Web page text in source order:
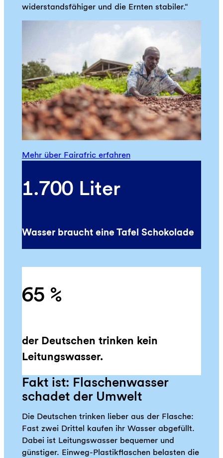
widerstandsfähiger und die Ernten stabiler.“
Mehr über Fairafric erfahren
1.700 Liter
Wasser braucht eine Tafel Schokolade
65 %
der Deutschen trinken kein
Leitungswasser.
Fakt ist: Flaschenwasser
schadet der Umwelt
Die Deutschen trinken lieber aus der Flasche:
Fast zwei Drittel kaufen ihr Wasser abgefüllt.
Dabei ist Leitungswasser bequemer und
günstiger. Einweg-Plastikflaschen belasten die